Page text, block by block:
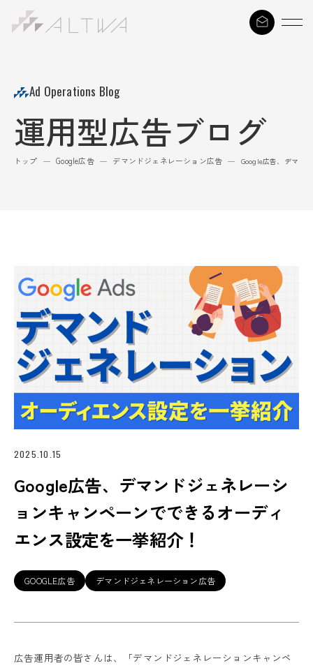
Ad Operations Blog
運用型広告ブログ
トップ — Google広告 — デマンドジェネレーション広告 — Google広告、デマン
2025.10.15
Google広告、デマンドジェネレーシ
ョンキャンペーンでできるオーディ
エンス設定を一挙紹介！
GOOGLE広告 デマンドジェネレーション広告
広告運用者の皆さんは、「デマンドジェネレーションキャンペ